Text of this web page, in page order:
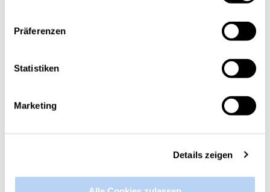
Präferenzen
Statistiken
Marketing
Details zeigen